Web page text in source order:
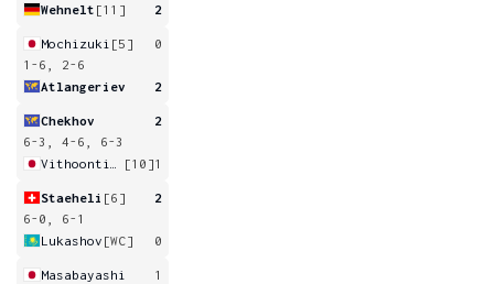
Wehnelt [11] 2
Mochizuki [5]
0
1-6, 2-6
Atlangeriev
2
Chekhov
2
6-3, 4-6, 6-3
[10]1
Staeheli [6]
2
6-0, 6-1
Lukashov [WC] 0
Masabayashi
1